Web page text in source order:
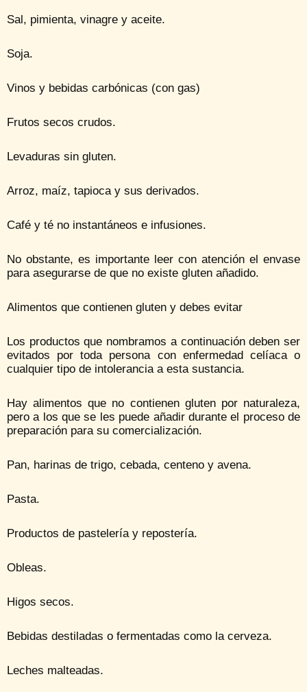
Sal, pimienta, vinagre y aceite.
Soja.
Vinos y bebidas carbónicas (con gas)
Frutos secos crudos.
Levaduras sin gluten.
Arroz, maíz, tapioca y sus derivados.
Café y té no instantáneos e infusiones.
No obstante, es importante leer con atención el envase
para asegurarse de que no existe gluten añadido.
Alimentos que contienen gluten y debes evitar
Los productos que nombramos a continuación deben ser
evitados por toda persona con enfermedad celíaca o
cualquier tipo de intolerancia a esta sustancia.
Hay alimentos que no contienen gluten por naturaleza,
pero a los que se les puede añadir durante el proceso de
preparación para su comercialización.
Pan, harinas de trigo, cebada, centeno y avena.
Pasta.
Productos de pastelería y repostería.
Obleas.
Higos secos.
Bebidas destiladas o fermentadas como la cerveza.
Leches malteadas.